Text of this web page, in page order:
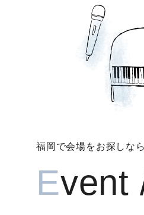
福岡で会場をお探しなら
Event